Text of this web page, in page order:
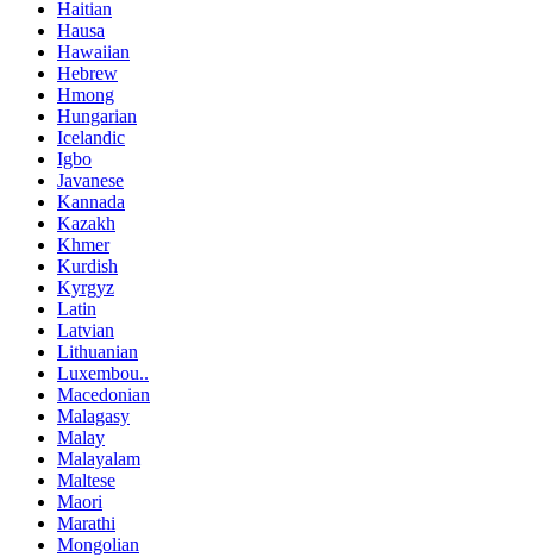
Haitian
Hausa
Hawaiian
Hebrew
Hmong
Hungarian
Icelandic
Igbo
Javanese
Kannada
Kazakh
Khmer
Kurdish
Kyrgyz
Latin
Latvian
Lithuanian
Luxembou..
Macedonian
Malagasy
Malay
Malayalam
Maltese
Maori
Marathi
Mongolian